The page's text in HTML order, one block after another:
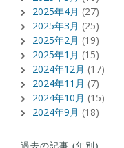
2025年4月 (27)
2025年3月 (25)
2025年2月 (19)
2025年1月 (15)
2024年12月 (17)
2024年11月 (7)
2024年10月 (15)
2024年9月 (18)
過去の記事 (年別)